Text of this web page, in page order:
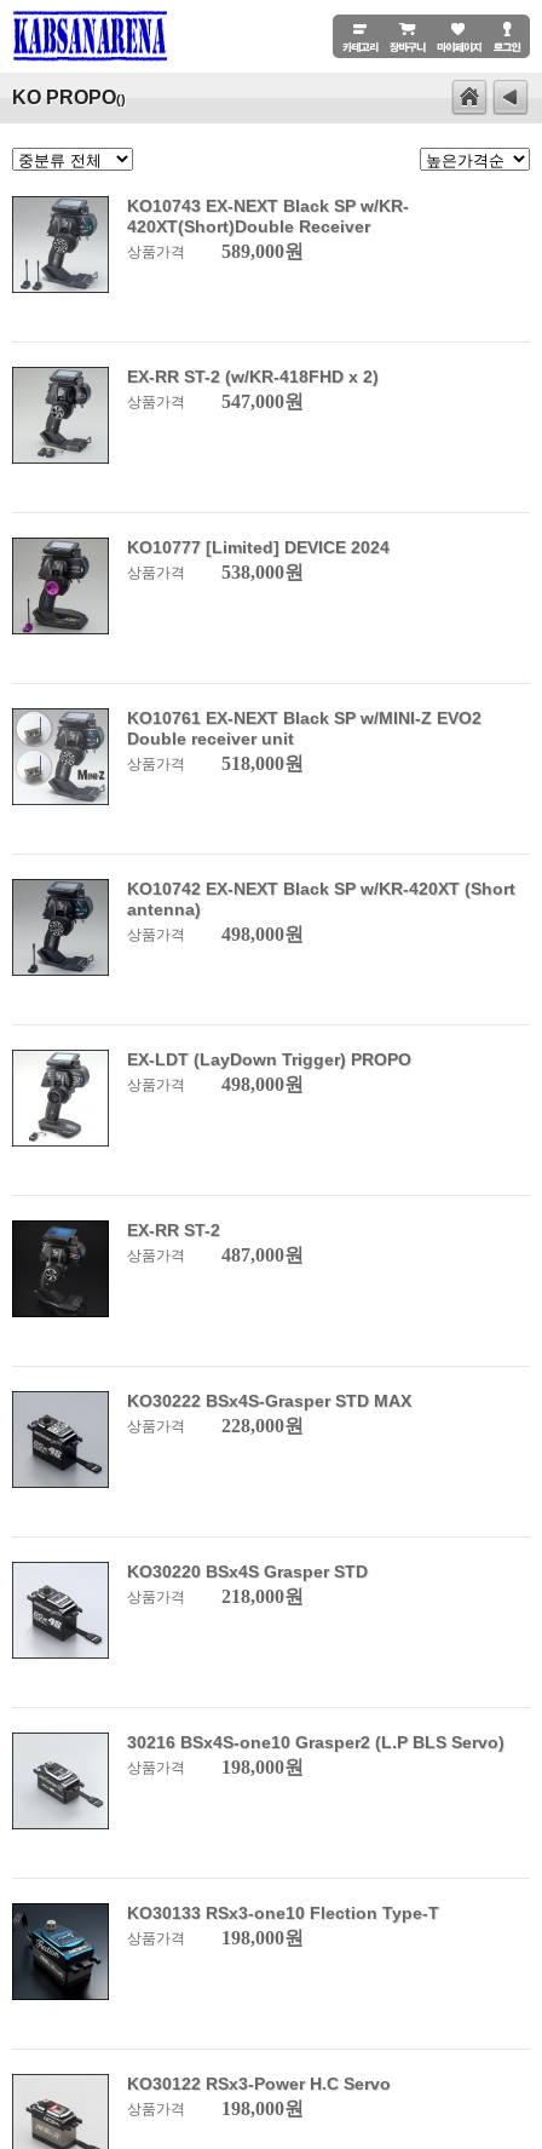
KO PROPO()
KO10743 EX-NEXT Black SP w/KR-
420XT(Short)Double Receiver
상품가격 589,000원
EX-RR ST-2 (w/KR-418FHD x 2)
상품가격 547,000원
KO10777 [Limited] DEVICE 2024
상품가격 538,000원
KO10761 EX-NEXT Black SP w/MINI-Z EVO2
Double receiver unit
상품가격 518,000원
KO10742 EX-NEXT Black SP w/KR-420XT (Short
antenna)
상품가격 498,000원
EX-LDT (LayDown Trigger) PROPO
상품가격 498,000원
EX-RR ST-2
상품가격 487,000원
KO30222 BSx4S-Grasper STD MAX
상품가격 228,000원
KO30220 BSx4S Grasper STD
상품가격 218,000원
30216 BSx4S-one10 Grasper2 (L.P BLS Servo)
상품가격 198,000원
KO30133 RSx3-one10 Flection Type-T
상품가격 198,000원
KO30122 RSx3-Power H.C Servo
상품가격 198,000원